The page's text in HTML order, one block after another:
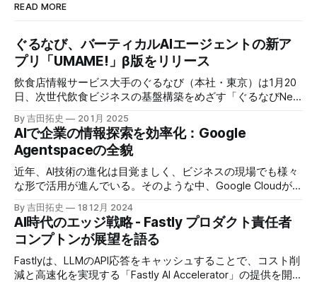
READ MORE
ぐるなび、バーティカルAIエージェントの新ア
プリ「UMAME!」β版をリリース
飲食店情報サービス大手のぐるなび（本社・東京）は1月20
日、次世代飲食ビジネスの基盤構築をめざす「ぐるなびNext
「UMAME!（うまみー！）」のβ版を公開した。
By 吉田拓史 20 1月 2025
AIで企業の情報探索を効率化：Google
Agentspaceの全貌
近年、AI技術の進化は目覚ましく、ビジネスの現場でも様々
な形で活用が進んでいる。そのような中、Google Cloudが新
ージェントがエンタープライズITを大きく変革する予兆と言
えるだろう。
By 吉田拓史 18 12月 2024
AI時代のエッジ戦略 - Fastly プロダクト責任者
コンプトンが展望を語る
Fastlyは、LLMのAPI応答をキャッシュすることで、コスト削
減と高速化を実現する「Fastly AI Accelerator」の提供を開始